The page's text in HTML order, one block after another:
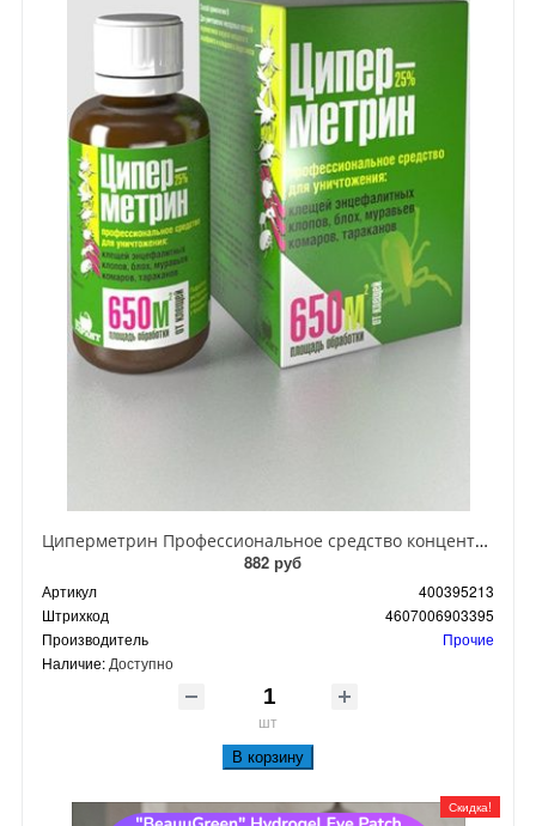
Циперметрин Профессиональное средство концентрат эмульсии 25% для уничтожения тараканов, мух,комаров, блох, клопов, муравьев, ос 50 мл
882 руб
Артикул
400395213
Штрихкод
4607006903395
Производитель
Прочие
Наличие: Доступно
шт
В корзину
Скидка!